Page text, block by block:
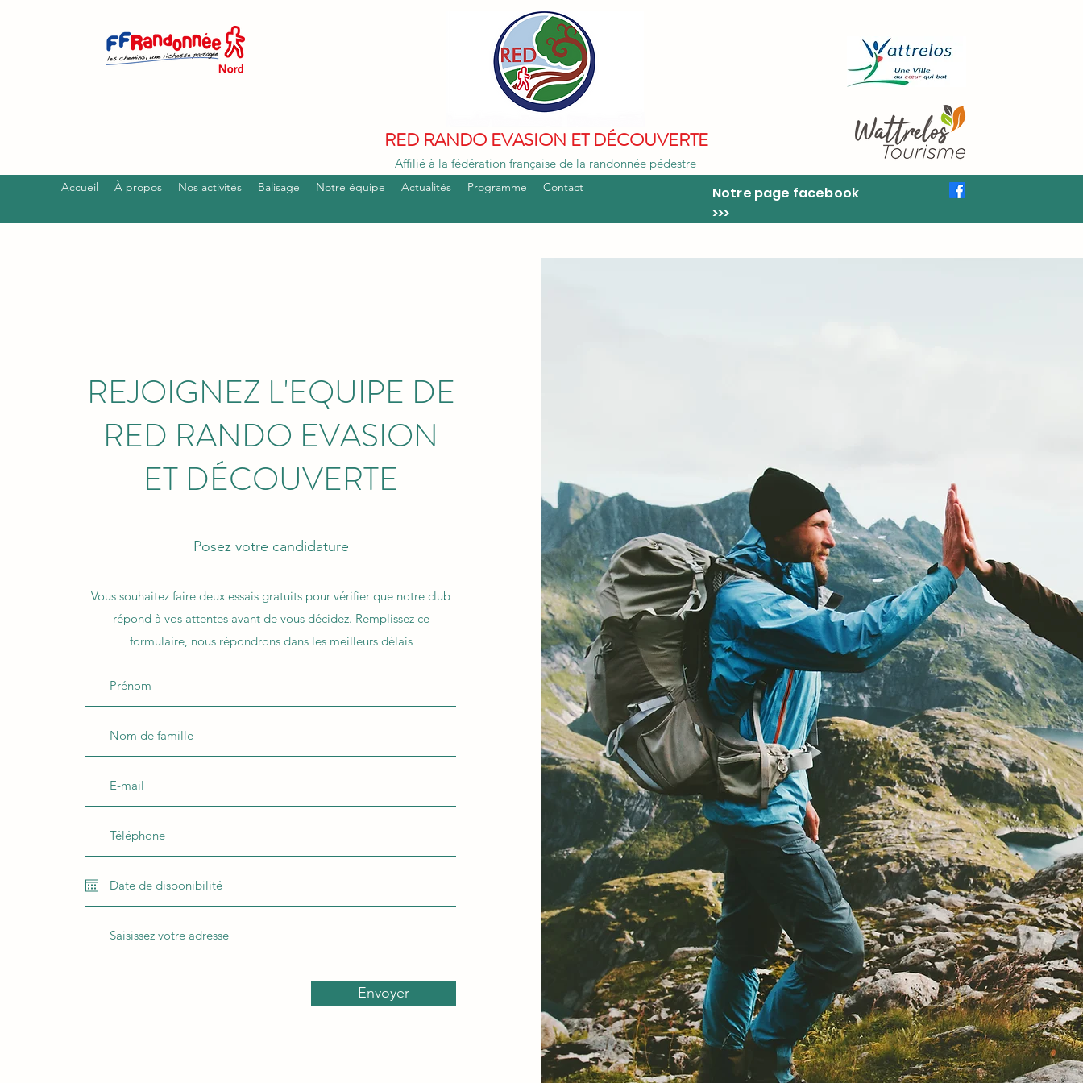
Notre page facebook
>>>
Accueil À propos Nos activités Balisage Notre équipe Actualités Programme Contact
RED RANDO EVASION ET DÉCOUVERTE
Affilié à la fédération française de la randonnée pédestre
REJOIGNEZ L'EQUIPE DE
RED RANDO EVASION
ET DÉCOUVERTE
Posez votre candidature
Vous souhaitez faire deux essais gratuits pour vérifier que notre club
répond à vos attentes avant de vous décidez. Remplissez ce
formulaire, nous répondrons dans les meilleurs délais
Envoyer